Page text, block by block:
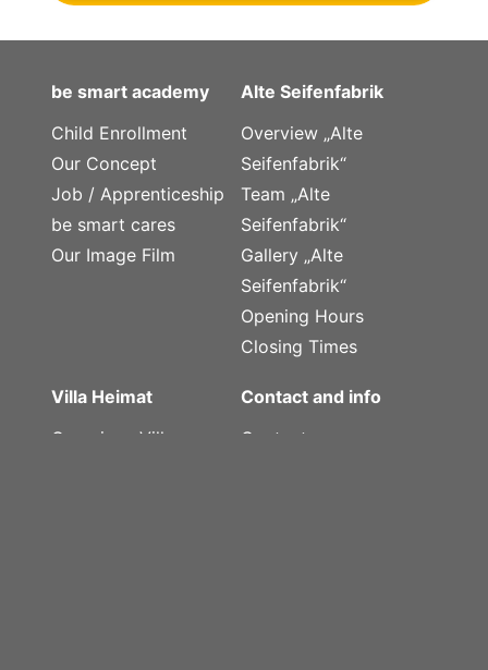
be smart academy
Child Enrollment
Our Concept
Job / Apprenticeship
be smart cares
Our Image Film
Alte Seifenfabrik
Overview „Alte
Seifenfabrik“
Team „Alte
Seifenfabrik“
Gallery „Alte
Seifenfabrik“
Opening Hours
Closing Times
Villa Heimat
Overview „Villa
Contact and info
Contact